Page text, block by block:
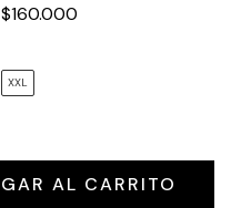
$160.000
XXL